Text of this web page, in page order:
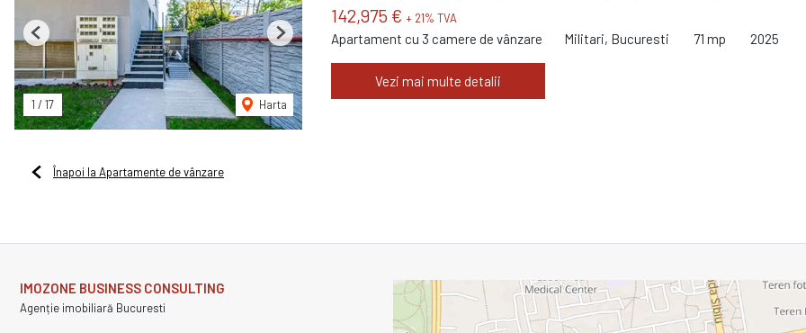
1 / 17 Harta
Previous Next
142,975 € + 21% TVA
Apartament cu 3 camere de vânzare Militari, Bucuresti 71 mp 2025
Vezi mai multe detalii
Înapoi la Apartamente de vânzare
IMOZONE BUSINESS CONSULTING
Agenție imobiliară Bucuresti